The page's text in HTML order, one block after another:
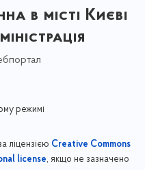
в місті Києві
режимі
ліцензією Creative Commons
license, якщо не зазначено